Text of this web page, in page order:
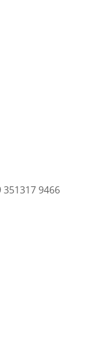
351317 9466